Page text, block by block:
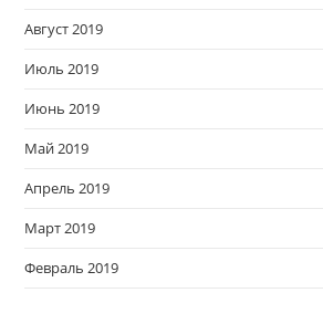
Август 2019
Июль 2019
Июнь 2019
Май 2019
Апрель 2019
Март 2019
Февраль 2019